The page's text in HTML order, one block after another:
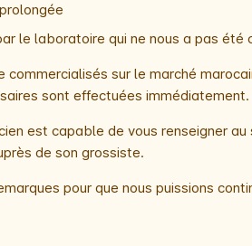
le laboratoire qui ne nous a pas été
sur le marché
sont effectuées immédiatement.
est capable de vous renseigner
de son grossiste.
pour que nous puissions